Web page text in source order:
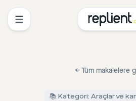
←Tüm makalelere
📚 Kategori: Araçlar ve